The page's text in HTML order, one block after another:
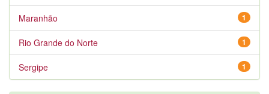
1
Maranhão
1
Rio Grande do Norte
1
Sergipe